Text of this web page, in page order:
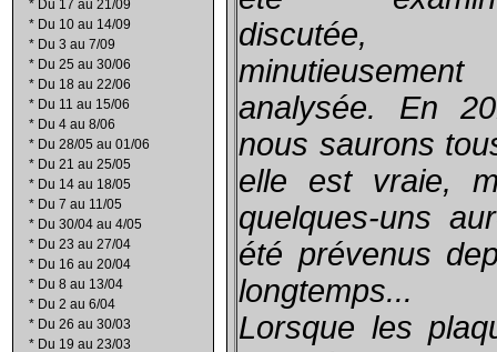
* Du 17 au 21/09
* Du 10 au 14/09
* Du 3 au 7/09
* Du 25 au 30/06
* Du 18 au 22/06
* Du 11 au 15/06
* Du 4 au 8/06
* Du 28/05 au 01/06
* Du 21 au 25/05
* Du 14 au 18/05
* Du 7 au 11/05
* Du 30/04 au 4/05
* Du 23 au 27/04
* Du 16 au 20/04
* Du 8 au 13/04
* Du 2 au 6/04
* Du 26 au 30/03
* Du 19 au 23/03
discutée,
minutieusement
analysée. En
nous saurons
elle est vraie,
quelques-uns
été prévenus
longtemps...
Lorsque les